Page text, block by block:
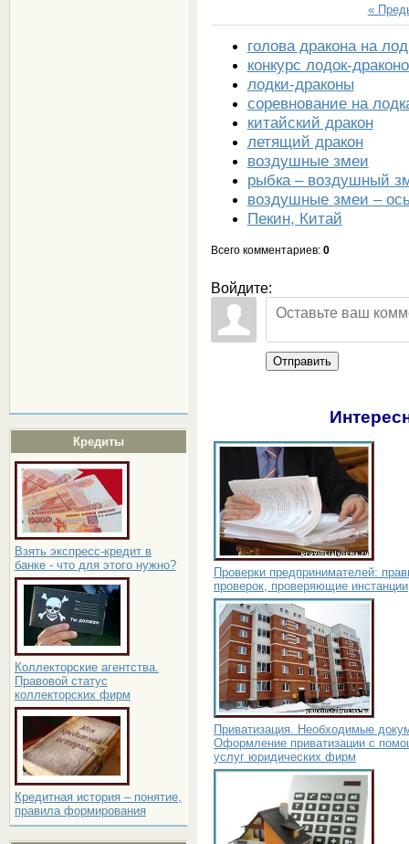
Кредиты
Взять экспресс-кредит в
банке - что для этого нужно?
Коллекторские агентства.
Правовой статус
коллекторских фирм
Кредитная история – понятие,
правила формирования
«
голова дракона на
конкурс лодок-
лодки-драконы
соревнование на
китайский дракон
летящий дракон
воздушные змеи
рыбка – воздушный
воздушные змеи –
Пекин, Китай
Всего комментариев: 0
Войдите:
Отправить
Проверки предпринимателей:
проверок, проверяющие инстанции
Приватизация. Необходимые
Оформление приватизации с
услуг юридических фирм